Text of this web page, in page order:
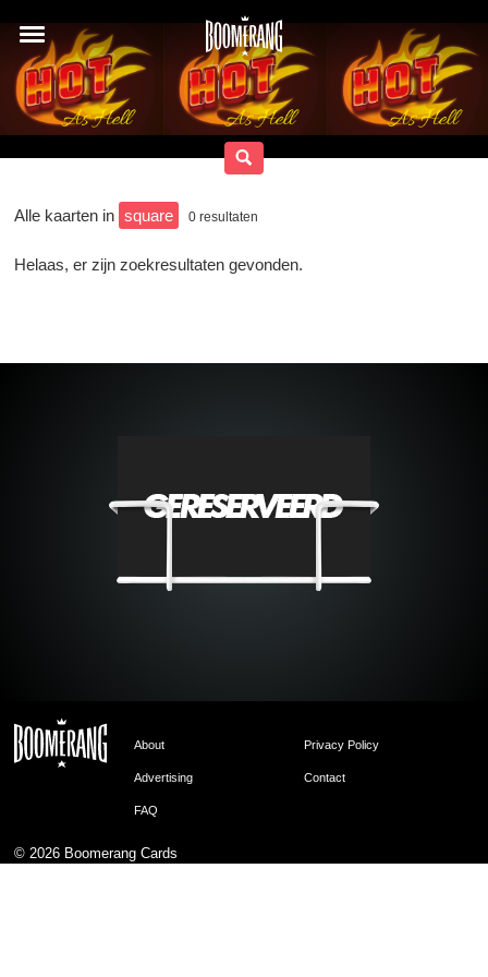
Alle kaarten in square 0 resultaten
Helaas, er zijn zoekresultaten gevonden.
About Privacy Policy
Advertising Contact
FAQ
© 2026 Boomerang Cards